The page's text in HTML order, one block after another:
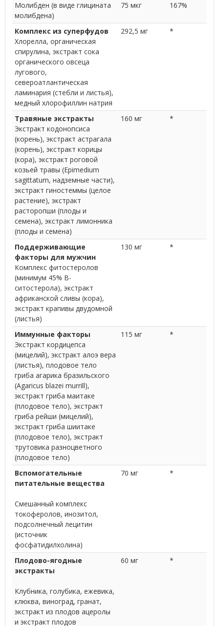
Молибден (в виде глицината
молибдена)
75 мкг 167%
Комплекс из суперфудов
Хлорелла, органическая
спирулина, экстракт сока
органического овсеца
лугового,
североатлантическая
ламинария (стебли и листья),
медный хлорофиллин натрия
292,5 мг *
Травяные экстракты
Экстракт кодонопсиса
(корень), экстракт астрагала
(корень), экстракт корицы
(кора), экстракт роговой
козьей травы (Epimedium
sagittatum, надземные части),
экстракт гиностеммы (целое
растение), экстракт
расторопши (плоды и
семена), экстракт лимонника
(плоды и семена)
160 мг *
Поддерживающие
факторы для мужчин
Комплекс фитостеролов
(минимум 45% B-
ситостерола), экстракт
африканской сливы (кора),
экстракт крапивы двудомной
(листья)
130 мг *
Иммунные факторы
Экстракт кордицепса
(мицелий), экстракт алоэ вера
(листья), плодовое тело
гриба агарика бразильского
(Agaricus blazei murrill),
экстракт гриба маитаке
(плодовое тело), экстракт
гриба рейши (мицелий),
экстракт гриба шиитаке
(плодовое тело), экстракт
трутовика разноцветного
(плодовое тело)
115 мг *
Вспомогательные
питательные вещества
Смешанный комплекс
токоферолов, инозитол,
подсолнечный лецитин
(источник
фосфатидилхолина)
70 мг *
Плодово-ягодные
экстракты
Клубника, голубика, ежевика,
клюква, виноград, гранат,
экстракт из плодов ацеролы
и экстракт плодов
60 мг *